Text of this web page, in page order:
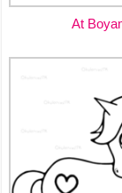
At